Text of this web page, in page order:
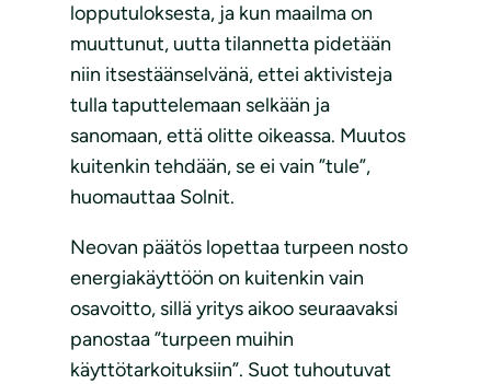
lopputuloksesta, ja kun maailma on
muuttunut, uutta tilannetta pidetään
niin itsestäänselvänä, ettei aktivisteja
tulla taputtelemaan selkään ja
sanomaan, että olitte oikeassa. Muutos
kuitenkin tehdään, se ei vain ”tule”,
huomauttaa Solnit.
Neovan päätös lopettaa turpeen nosto
energiakäyttöön on kuitenkin vain
osavoitto, sillä yritys aikoo seuraavaksi
panostaa ”turpeen muihin
käyttötarkoituksiin”. Suot tuhoutuvat